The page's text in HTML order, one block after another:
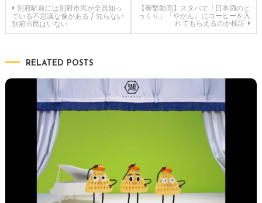
投
稿
ナ
ビ
別府駅前には別府市民が全員知っ
ている不思議な像がある / 知らない
別府市民はいない
【衝撃動画】スタバで「日本酒のと
っくり」「やかん」にコーヒーを入
れてもらえるのか検証
RELATED POSTS